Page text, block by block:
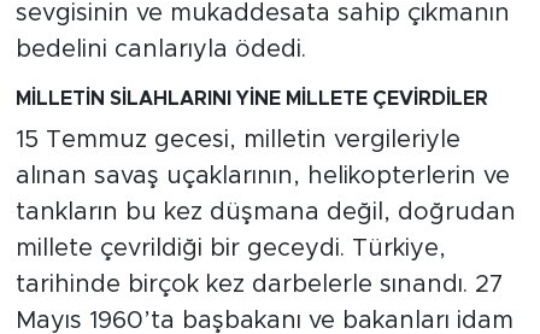
sevgisinin ve mukaddesata sahip çıkmanın
bedelini canlarıyla ödedi.
MİLLETİN SİLAHLARINI YİNE MİLLETE ÇEVİRDİLER
15 Temmuz gecesi, milletin vergileriyle
alınan savaş uçaklarının, helikopterlerin ve
tankların bu kez düşmana değil, doğrudan
millete çevrildiği bir geceydi. Türkiye,
tarihinde birçok kez darbelerle sınandı. 27
Mayıs 1960’ta başbakanı ve bakanları idam